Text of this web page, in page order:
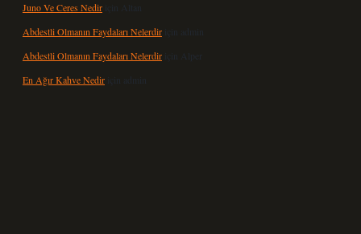
Juno Ve Ceres Nedir için Altan
Abdestli Olmanın Faydaları Nelerdir için
admin
Abdestli Olmanın Faydaları Nelerdir için Alper
En Ağır Kahve Nedir için admin